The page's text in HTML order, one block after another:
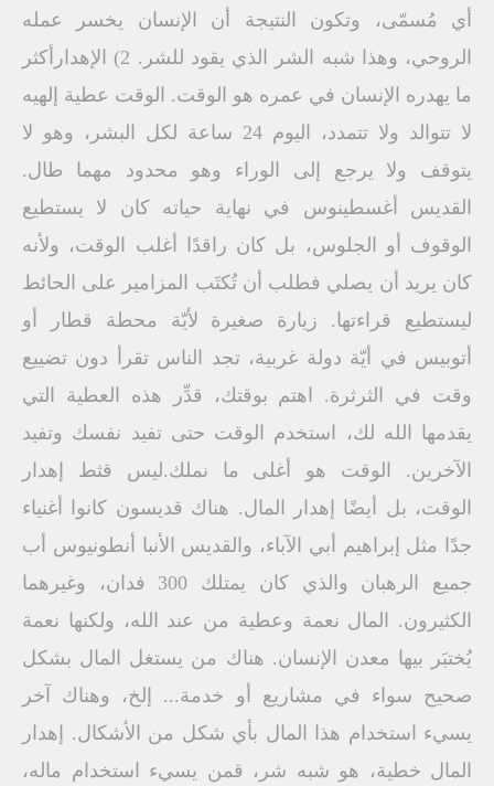
أي مُسمّى، وتكون النتيجة أن الإنسان يخسر عمله
الروحي، وهذا شبه الشر الذي يقود للشر. 2) الإهدارأكثر
ما يهدره الإنسان في عمره هو الوقت. الوقت عطية إلهيه
لا تتوالد ولا تتمدد، اليوم 24 ساعة لكل البشر، وهو لا
يتوقف ولا يرجع إلى الوراء وهو محدود مهما طال.
القديس أغسطينوس في نهاية حياته كان لا يستطيع
الوقوف أو الجلوس، بل كان راقدًا أغلب الوقت، ولأنه
كان يريد أن يصلي فطلب أن تُكتَب المزامير على الحائط
ليستطيع قراءتها. زيارة صغيرة لأيّة محطة قطار أو
أتوبيس في أيّة دولة غربية، تجد الناس تقرأ دون تضييع
وقت في الثرثرة. اهتم بوقتك، قدِّر هذه العطية التي
يقدمها الله لك، استخدم الوقت حتى تفيد نفسك وتفيد
الآخرين. الوقت هو أغلى ما نملك.ليس قثط إهدار
الوقت، بل أيضًا إهدار المال. هناك قديسون كانوا أغنياء
جدًا مثل إبراهيم أبي الآباء، والقديس الأنبا أنطونيوس أب
جميع الرهبان والذي كان يمتلك 300 فدان، وغيرهما
الكثيرون. المال نعمة وعطية من عند الله، ولكنها نعمة
يُختبَر بيها معدن الإنسان. هناك من يستغل المال بشكل
صحيح سواء في مشاريع أو خدمة... إلخ، وهناك آخر
يسيء استخدام هذا المال بأي شكل من الأشكال. إهدار
المال خطية، هو شبه شر، قمن يسيء استخدام ماله،